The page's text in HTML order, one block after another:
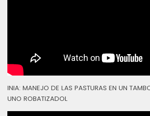
INIA: MANEJO DE LAS PASTURAS EN UN
UNO ROBATIZADOL